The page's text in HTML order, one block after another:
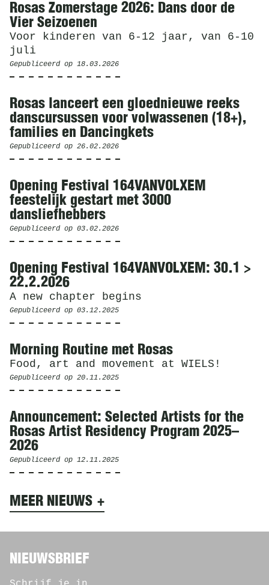
Rosas Zomerstage 2026: Dans door de
Vier Seizoenen
Voor kinderen van 6-12 jaar, van 6-10
juli
Gepubliceerd op 18.03.2026
Rosas lanceert een gloednieuwe reeks
danscursussen voor volwassenen (18+),
families en Dancingkets
Gepubliceerd op 26.02.2026
Opening Festival 164VANVOLXEM
feestelijk gestart met 3000
dansliefhebbers
Gepubliceerd op 03.02.2026
Opening Festival 164VANVOLXEM: 30.1 >
22.2.2026
A new chapter begins
Gepubliceerd op 03.12.2025
Morning Routine met Rosas
Food, art and movement at WIELS!
Gepubliceerd op 20.11.2025
Announcement: Selected Artists for the
Rosas Artist Residency Program 2025–
2026
Gepubliceerd op 12.11.2025
MEER NIEUWS
NIEUWSBRIEF